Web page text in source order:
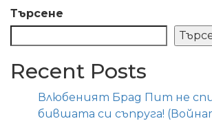
Търсене
Recent Posts
Влюбеният Брад Пит не
бившата си съпруга!